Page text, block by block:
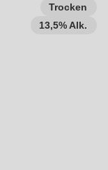
Trocken
13,5% Alk.